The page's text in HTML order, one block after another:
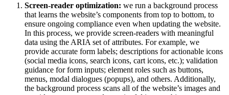
Screen-reader optimization: we run a background process
that learns the website’s components from top to bottom, to
ensure ongoing compliance even when updating the website.
In this process, we provide screen-readers with meaningful
data using the ARIA set of attributes. For example, we
provide accurate form labels; descriptions for actionable icons
(social media icons, search icons, cart icons, etc.); validation
guidance for form inputs; element roles such as buttons,
menus, modal dialogues (popups), and others. Additionally,
the background process scans all of the website’s images and